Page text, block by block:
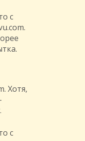
Хотя,